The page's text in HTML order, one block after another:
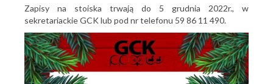
Zapisy na stoiska trwają do 5 grudnia 2022r., w
sekretariackie GCK lub pod nr telefonu 59 86 11 490.